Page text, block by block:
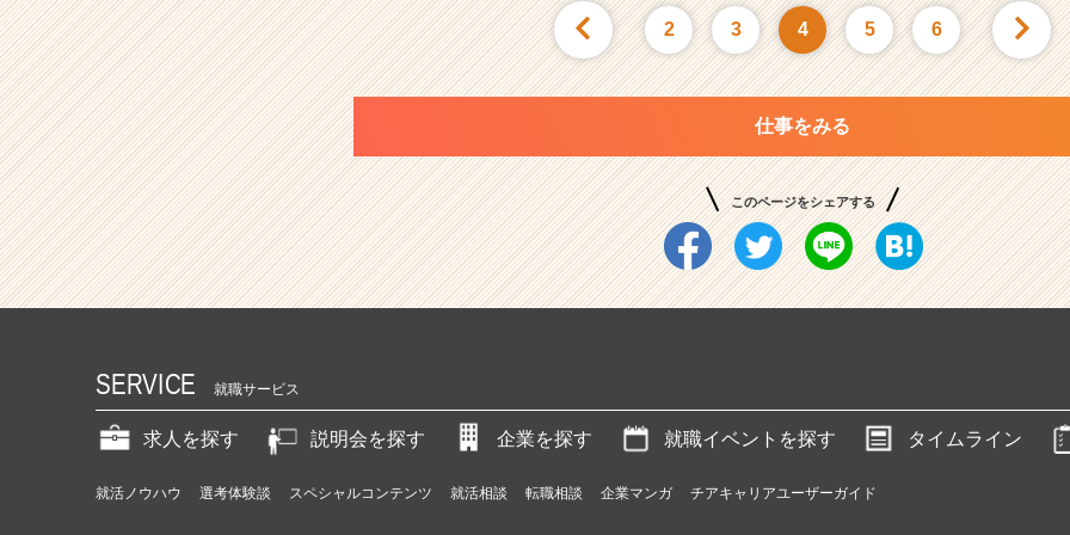
2 3 4 5 6
仕事をみる
このページをシェアする
SERVICE 就職サービス
求人を探す 説明会を探す 企業を探す 就職イベントを探す タイムライン
就活ノウハウ 選考体験談 スペシャルコンテンツ 就活相談 転職相談 企業マンガ チアキャリアユーザーガイド